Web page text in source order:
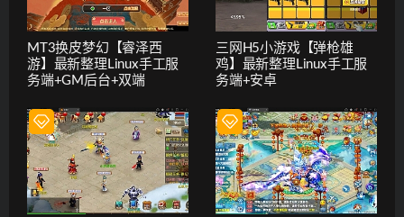
MT3换皮梦幻【睿泽西
游】最新整理Linux手工服
务端+GM后台+双端
三网H5小游戏【弹枪雄
鸡】最新整理Linux手工服
务端+安卓